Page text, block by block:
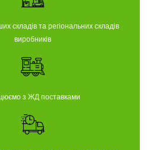
складів та регіональних складів
виробників
з ЖД поставками